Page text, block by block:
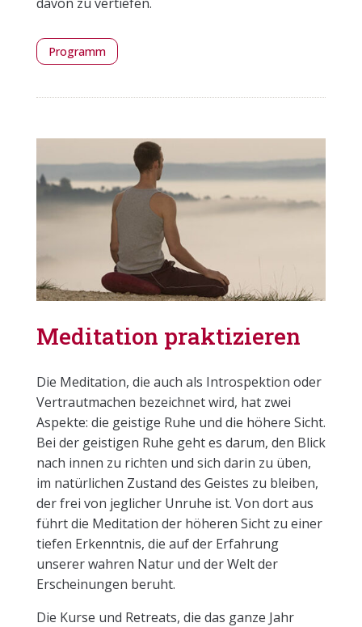
Programm
Meditation praktizieren
Die Meditation, die auch als Introspektion oder
Vertrautmachen bezeichnet wird, hat zwei
Aspekte: die geistige Ruhe und die höhere Sicht.
Bei der geistigen Ruhe geht es darum, den Blick
nach innen zu richten und sich darin zu üben,
im natürlichen Zustand des Geistes zu bleiben,
der frei von jeglicher Unruhe ist. Von dort aus
führt die Meditation der höheren Sicht zu einer
tiefen Erkenntnis, die auf der Erfahrung
unserer wahren Natur und der Welt der
Erscheinungen beruht.
Die Kurse und Retreats, die das ganze Jahr